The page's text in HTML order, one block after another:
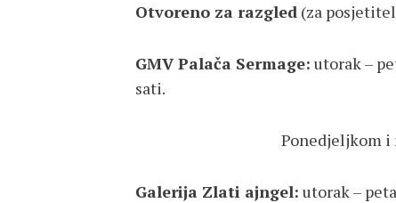
Otvoreno za razgled (za
GMV Palača Sermage: utorak –
sati.
Ponedjeljkom i na
Galerija Zlati ajngel: utorak –